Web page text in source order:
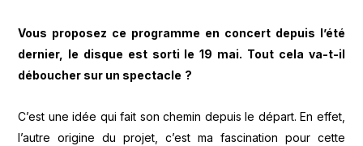
Vous proposez ce programme en concert depuis l’été
dernier, le disque est sorti le 19 mai. Tout cela va-t-il
déboucher sur un spectacle ?
C’est une idée qui fait son chemin depuis le départ. En effet,
l’autre origine du projet, c’est ma fascination pour cette